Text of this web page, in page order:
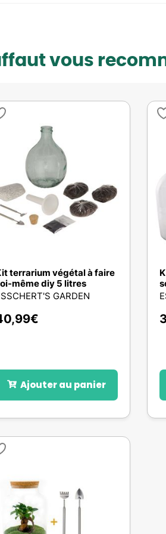
vous
terrarium végétal à faire
même diy 5 litres
GARDEN
€
Ajouter au panier